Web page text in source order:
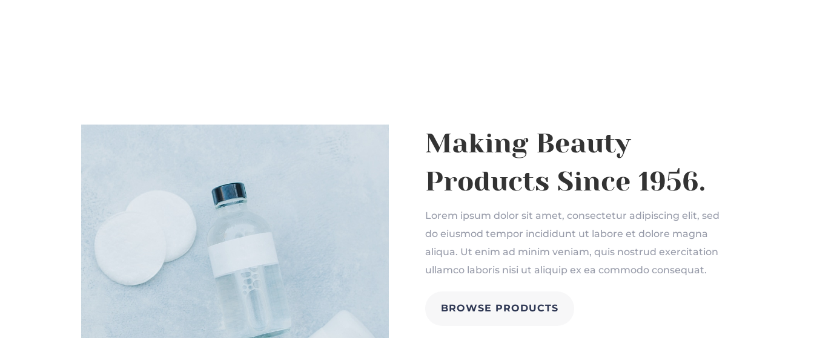
Making Beauty
Products Since 1956.
Lorem ipsum dolor sit amet, consectetur adipiscing elit, sed
do eiusmod tempor incididunt ut labore et dolore magna
aliqua. Ut enim ad minim veniam, quis nostrud exercitation
ullamco laboris nisi ut aliquip ex ea commodo consequat.
BROWSE PRODUCTS